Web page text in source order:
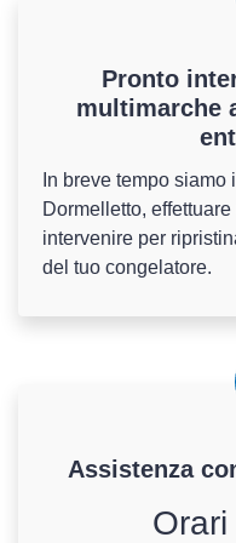
Pronto
multimarche
In breve tempo
Dormelletto,
intervenire per
del tuo congelatore.
Assistenza